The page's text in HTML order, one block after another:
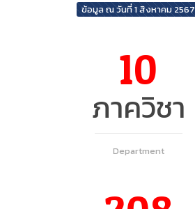
ข้อมูล ณ วันที่ 1 สิงหาคม 2567
10
ภาควิชา
Department